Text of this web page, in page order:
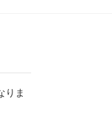
りま